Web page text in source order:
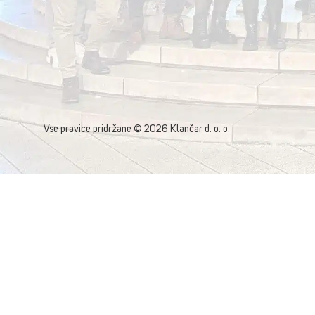
Vse pravice pridržane © 2026 Klančar d. o. o.